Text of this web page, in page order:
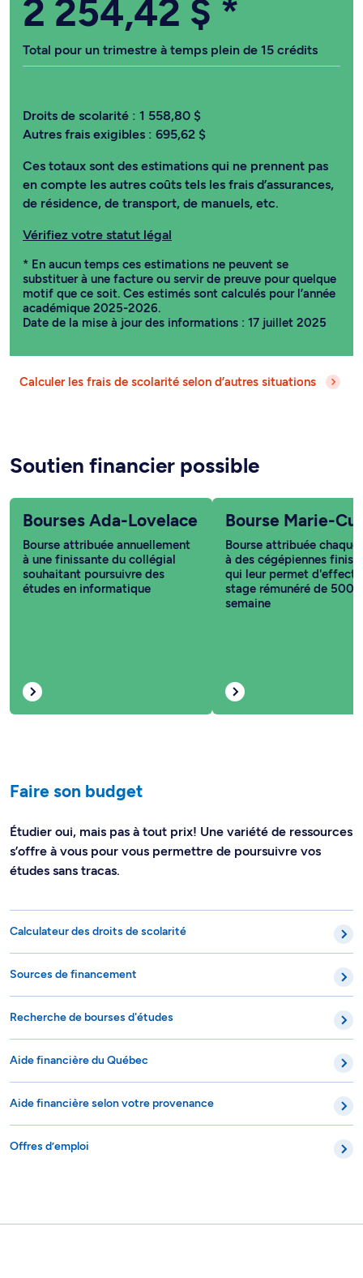
2 254,42 $ *
Total pour un trimestre à temps plein de 15 crédits
Droits de scolarité : 1 558,80 $
Autres frais exigibles : 695,62 $
Ces totaux sont des estimations qui ne prennent pas
en compte les autres coûts tels les frais d’assurances,
de résidence, de transport, de manuels, etc.
Vérifiez votre statut légal
* En aucun temps ces estimations ne peuvent se
substituer à une facture ou servir de preuve pour quelque
motif que ce soit. Ces estimés sont calculés pour l’année
académique 2025-2026.
Date de la mise à jour des informations : 17 juillet 2025
Calculer les frais de scolarité selon d’autres situations
Soutien financier possible
Bourses Ada-Lovelace
Bourse attribuée annuellement
à une finissante du collégial
souhaitant poursuivre des
études en informatique
Bourse Marie-
Bourse attribuée chaque
à des cégépiennes
qui leur permet
stage rémunéré de 500
semaine
Faire son budget
Étudier oui, mais pas à tout prix! Une variété de ressources
s’offre à vous pour vous permettre de poursuivre vos
études sans tracas.
Calculateur des droits de scolarité
Sources de financement
Recherche de bourses d'études
Aide financière du Québec
Aide financière selon votre provenance
Offres d’emploi